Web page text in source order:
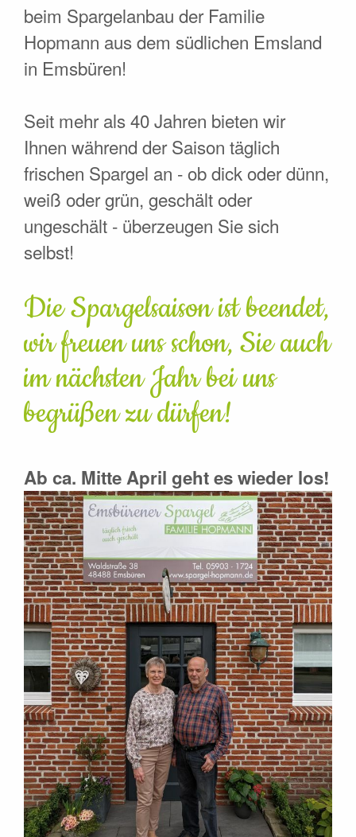
beim Spargelanbau der Familie
Hopmann aus dem südlichen Emsland
in Emsbüren!
Seit mehr als 40 Jahren bieten wir
Ihnen während der Saison täglich
frischen Spargel an - ob dick oder dünn,
weiß oder grün, geschält oder
ungeschält - überzeugen Sie sich
selbst!
Die Spargelsaison ist beendet,
wir freuen uns schon, Sie auch
im nächsten Jahr bei uns
begrüßen zu dürfen!
Ab ca. Mitte April geht es wieder los!